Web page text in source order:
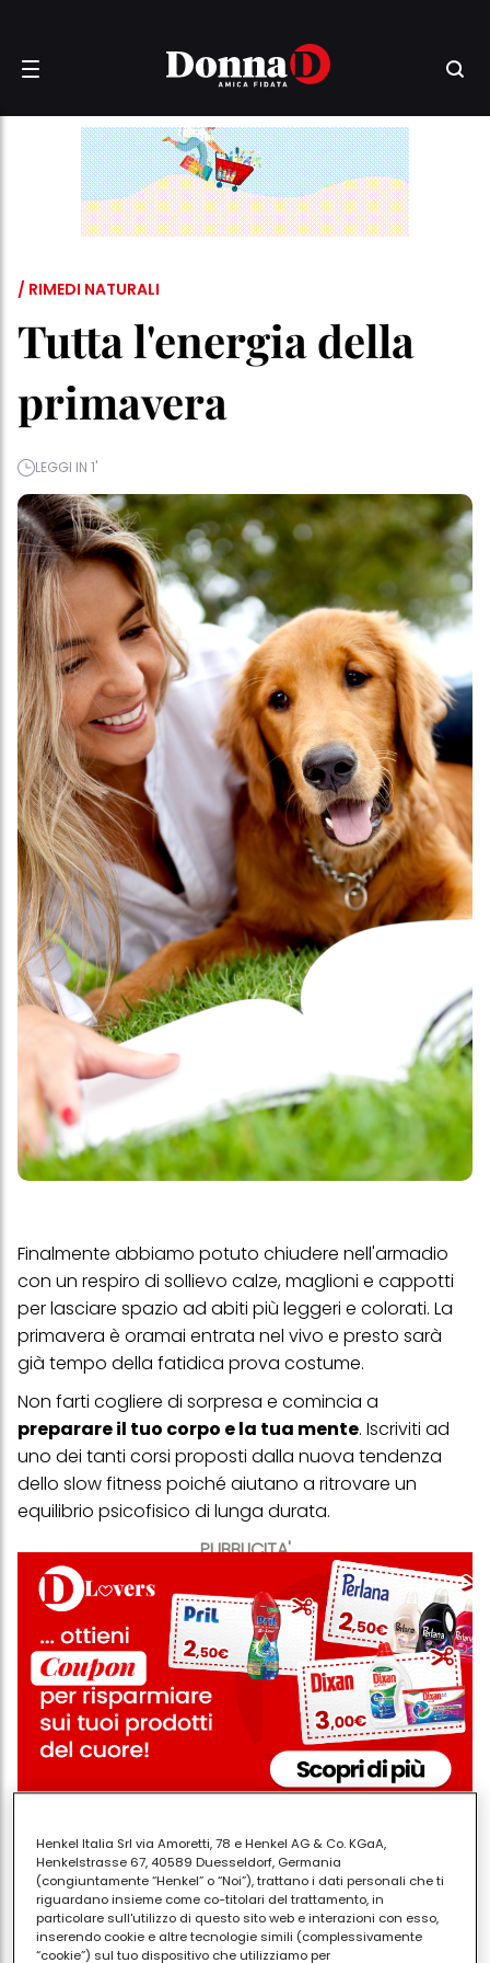
/ RIMEDI NATURALI
Tutta l'energia della
primavera
LEGGI IN 1'
PUBBLICITA'
Finalmente abbiamo potuto chiudere nell'armadio
con un respiro di sollievo calze, maglioni e cappotti
per lasciare spazio ad abiti più leggeri e colorati. La
primavera è oramai entrata nel vivo e presto sarà
già tempo della fatidica prova costume.
Non farti cogliere di sorpresa e comincia a
preparare il tuo corpo e la tua mente. Iscriviti ad
uno dei tanti corsi proposti dalla nuova tendenza
dello slow fitness poiché aiutano a ritrovare un
equilibrio psicofisico di lunga durata.
L'idea base del fitness calmo è quella di rallentare ed
eseguire esercizi dolci. Tutto sta nel fermarsi e
trattenere la posizione in modo da contrarre la
muscolatura e massimizzare la forza muscolare e
tonificare i muscoli durante i movimenti.
Henkel Italia Srl via Amoretti, 78 e Henkel AG & Co. KGaA,
Henkelstrasse 67, 40589 Duesseldorf, Germania
(congiuntamente “Henkel” o “Noi”), trattano i dati personali che ti
riguardano insieme come co-titolari del trattamento, in
particolare sull'utilizzo di questo sito web e interazioni con esso,
inserendo cookie e altre tecnologie simili (complessivamente
“cookie”) sul tuo dispositivo che utilizziamo per